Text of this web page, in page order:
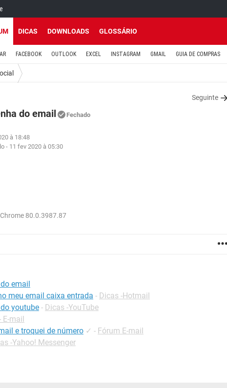
DICAS DOWNLOADS GLOSSÁRIO
FACEBOOK OUTLOOK EXCEL INSTAGRAM GMAIL GUIA DE COMPRAS
Seguinte
do email Fechado
à 18:48
- 11 fev 2020 à 05:30
80.0.3987.87
email
meu email caixa entrada - Dicas -Hotmail
youtube - Dicas -YouTube
E-mail
e troquei de número ✓ - Fórum E-mail
-Yahoo! Messenger